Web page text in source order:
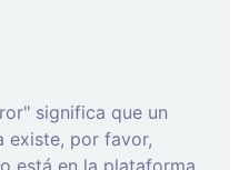
significa que un
existe, por favor,
está en la plataforma,